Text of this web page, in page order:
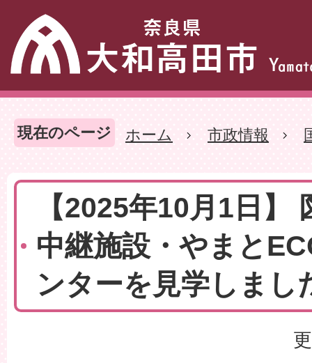
現在のページ ホーム 市政情報
【2025年10月1日】
中継施設・やまと
ンターを見学しまし